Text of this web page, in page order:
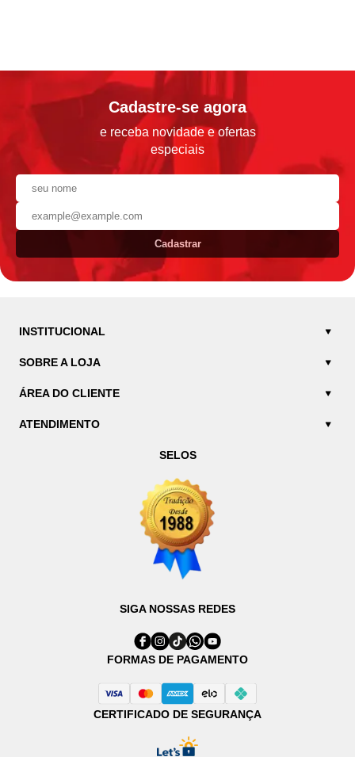
Cadastre-se agora
e receba novidade e ofertas
especiais
Cadastrar
INSTITUCIONAL
SOBRE A LOJA
ÁREA DO CLIENTE
ATENDIMENTO
SELOS
SIGA NOSSAS REDES
FORMAS DE PAGAMENTO
CERTIFICADO DE SEGURANÇA